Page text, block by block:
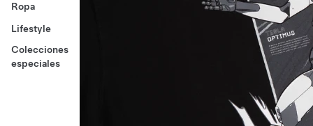
Ropa
Lifestyle
Colecciones
especiales